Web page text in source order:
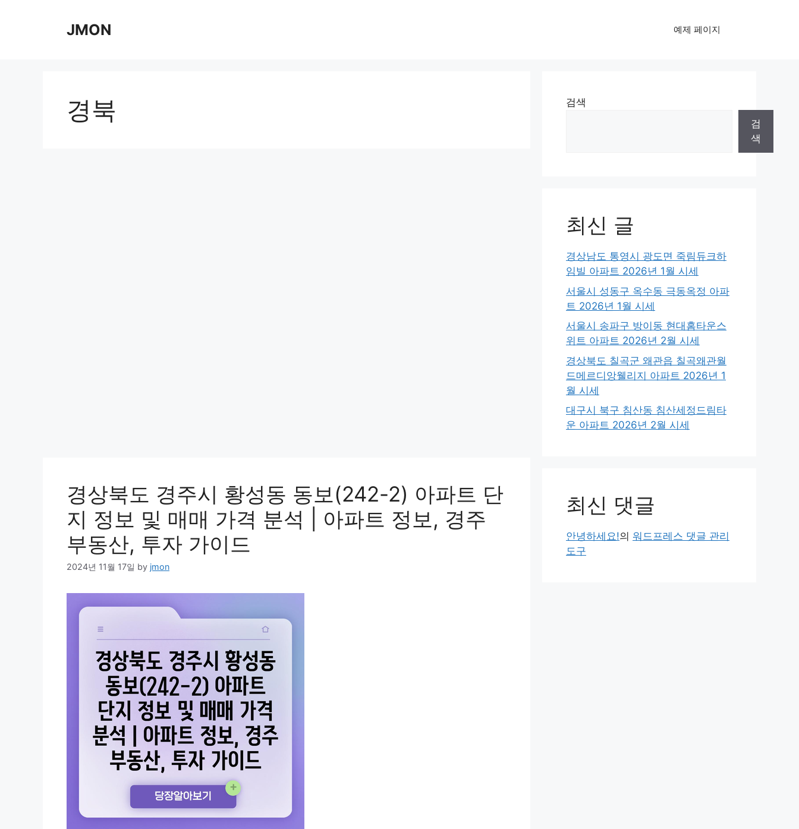
JMON 예제 페이지
경북
경상북도 경주시 황성동 동보(242-2) 아파트 단
지 정보 및 매매 가격 분석 | 아파트 정보, 경주
부동산, 투자 가이드
2024년 11월 17일 by jmon
검색
검
색
최신 글
경상남도 통영시 광도면 죽림듀크하
임빌 아파트 2026년 1월 시세
서울시 성동구 옥수동 극동옥정 아파
트 2026년 1월 시세
서울시 송파구 방이동 현대홈타운스
위트 아파트 2026년 2월 시세
경상북도 칠곡군 왜관읍 칠곡왜관월
드메르디앙웰리지 아파트 2026년 1
월 시세
대구시 북구 침산동 침산세정드림타
운 아파트 2026년 2월 시세
최신 댓글
안녕하세요!의 워드프레스 댓글 관리
도구